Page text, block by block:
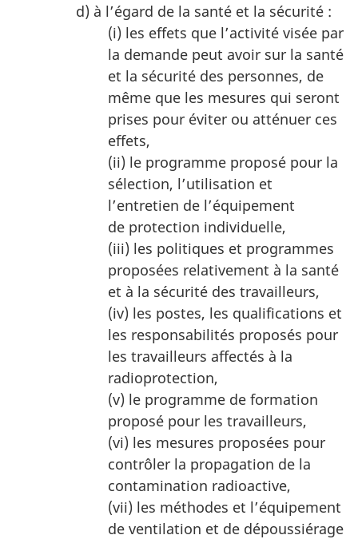
d) à l’égard de la santé et la sécurité :
(i) les effets que l’activité visée par
la demande peut avoir sur la santé
et la sécurité des personnes, de
même que les mesures qui seront
prises pour éviter ou atténuer ces
effets,
(ii) le programme proposé pour la
sélection, l’utilisation et
l’entretien de l’équipement
de protection individuelle,
(iii) les politiques et programmes
proposées relativement à la santé
et à la sécurité des travailleurs,
(iv) les postes, les qualifications et
les responsabilités proposés pour
les travailleurs affectés à la
radioprotection,
(v) le programme de formation
proposé pour les travailleurs,
(vi) les mesures proposées pour
contrôler la propagation de la
contamination radioactive,
(vii) les méthodes et l’équipement
de ventilation et de dépoussiérage